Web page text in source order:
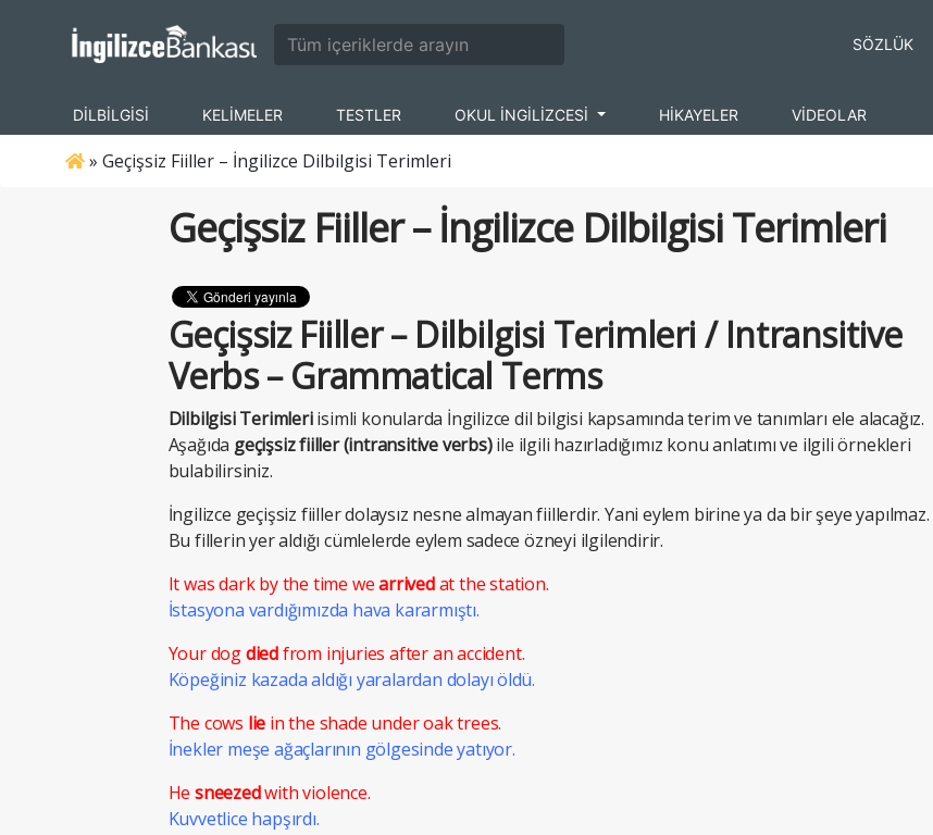
SÖZLÜK
DİLBİLGİSİ KELİMELER TESTLER OKUL İNGİLİZCESİ HİKAYELER VİDEOLAR
» Geçişsiz Fiiller – İngilizce Dilbilgisi Terimleri
Geçişsiz Fiiller – İngilizce Dilbilgisi Terimleri
Geçişsiz Fiiller – Dilbilgisi Terimleri / Intransitive
Verbs – Grammatical Terms
Dilbilgisi Terimleriisimli konularda İngilizce dil bilgisi kapsamında terim ve tanımları ele alacağız.
Aşağıda geçişsiz fiiller (intransitive verbs)ile ilgili hazırladığımız konu anlatımı ve ilgili örnekleri
bulabilirsiniz.
İngilizce geçişsiz fiiller dolaysız nesne almayan fiillerdir. Yani eylem birine ya da bir şeye yapılmaz.
Bu fillerin yer aldığı cümlelerde eylem sadece özneyi ilgilendirir.
It was dark by the time wearrivedat the station.
İstasyona vardığımızda hava kararmıştı.
Your dogdiedfrom injuries after an accident.
Köpeğiniz kazada aldığı yaralardan dolayı öldü.
The cows lie in the shade under oak trees.
İnekler meşe ağaçlarının gölgesinde yatıyor.
He sneezedwith violence.
Kuvvetlice hapşırdı.